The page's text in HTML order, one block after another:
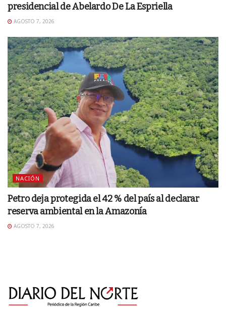
presidencial de Abelardo De La Espriella
AGOSTO 7, 2026
NACIÓN
Petro deja protegida el 42 % del país al declarar
reserva ambiental en la Amazonía
AGOSTO 7, 2026